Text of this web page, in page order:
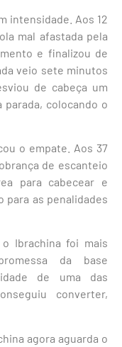
intensidade. Aos 12
mal afastada pela
e finalizou de
veio sete minutos
de cabeça um
parada, colocando o
o empate. Aos 37
de escanteio
para cabecear e
para as penalidades
Ibrachina foi mais
da base
de uma das
converter,
agora aguarda o